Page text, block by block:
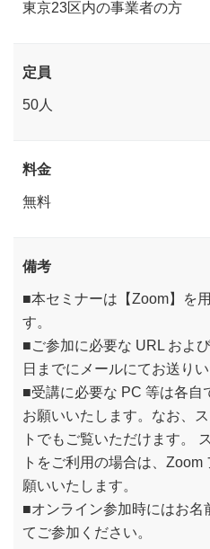
東京23区内の事業者の方
定員
50人
料金
無料
備考
■本セミナーは【Zoom】を
す。
■ご参加に必要な URL およ
日までにメールにてお送りい
■受講に必要な PC 等は各自
お願いいたします。なお、
トでもご覧いただけます。
トをご利用の場合は、
願いいたします。
■オンライン参加時にはお名
てご参加ください。